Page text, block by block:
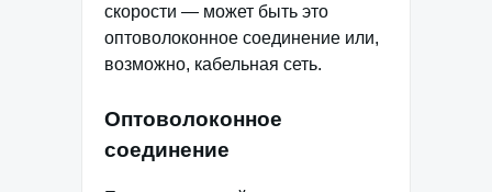
скорости — может быть это
оптоволоконное соединение или,
возможно, кабельная сеть.
Оптоволоконное
соединение